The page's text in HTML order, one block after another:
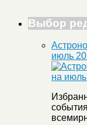
Выбор
июль